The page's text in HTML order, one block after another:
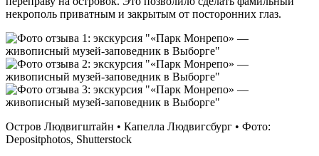
некрополь приватным и закрытым от посторонних глаз.
Остров Людвигштайн • Капелла Людвигсбург • Фото:
Depositphotos, Shutterstock